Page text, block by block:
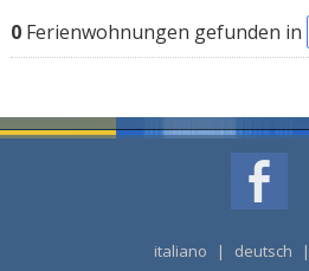
0Ferienwohnungen gefunden in
italiano | deutsch |